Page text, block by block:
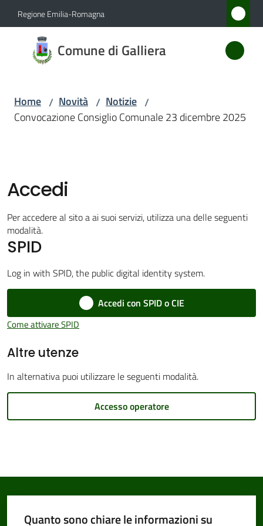
Vai al contenuto
Vai alla navigazione
Vai al footer
Regione Emilia-Romagna
Comune di Galliera
Comune
di
Servizi
Vivere
Galliera
Amministrazione
Tutti
Home / Novità / Notizie /
Convocazione Consiglio Comunale 23 dicembre 2025
Accedi
Per accedere al sito a ai suoi servizi, utilizza una delle seguenti
modalità.
SPID
Log in with SPID, the public digital identity system.
Accedi con SPID o CIE
Come attivare SPID
Altre utenze
In alternativa puoi utilizzare le seguenti modalità.
Accesso operatore
Quanto sono chiare le informazioni su